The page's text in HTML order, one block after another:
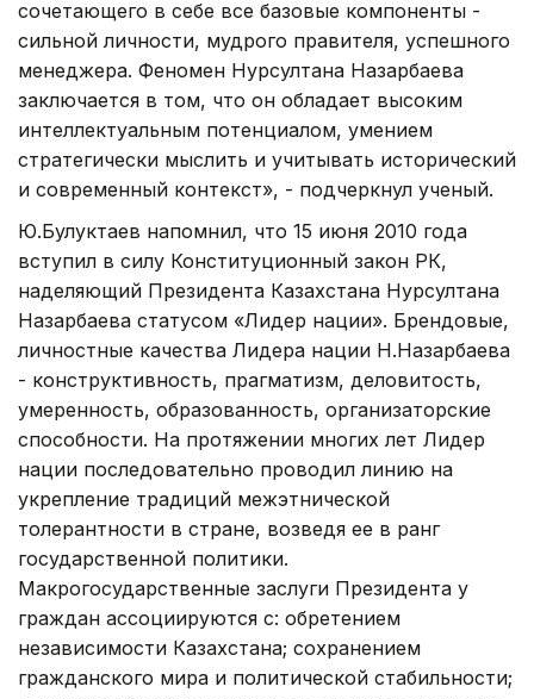
сочетающего в себе все базовые компоненты -
сильной личности, мудрого правителя, успешного
менеджера. Феномен Нурсултана Назарбаева
заключается в том, что он обладает высоким
интеллектуальным потенциалом, умением
стратегически мыслить и учитывать исторический
и современный контекст», - подчеркнул ученый.
Ю.Булуктаев напомнил, что 15 июня 2010 года
вступил в силу Конституционный закон РК,
наделяющий Президента Казахстана Нурсултана
Назарбаева статусом «Лидер нации». Брендовые,
личностные качества Лидера нации Н.Назарбаева
- конструктивность, прагматизм, деловитость,
умеренность, образованность, организаторские
способности. На протяжении многих лет Лидер
нации последовательно проводил линию на
укрепление традиций межэтнической
толерантности в стране, возведя ее в ранг
государственной политики.
Макрогосударственные заслуги Президента у
граждан ассоциируются с: обретением
независимости Казахстана; сохранением
гражданского мира и политической стабильности;